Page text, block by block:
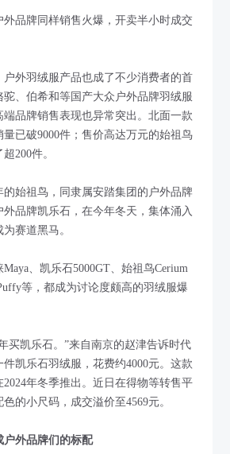
外品牌同样销售火爆，开卖半小时成交
户外羽绒服产品也成了不少消费者的首
、伯希和等国产大众户外品牌羽绒服
品牌销售表现也异常突出。北面一款
量已破9000件；售价高达万元的始祖鸟
200件。
的始祖鸟，同隶属安踏集团的户外品牌
品牌凯乐石，在今年冬天，集体涌入
赛道黑马。
、凯乐石5000GT、始祖鸟Cerium
等，都成为讨论度颇高的羽绒服爆
买凯乐石。”来自南京的赵津告诉时代
凯乐石羽绒服，花费约4000元。这款
年冬季推出。近日在得物等转售平
的小尺码，成交溢价至4569元。
户外品牌们的标配